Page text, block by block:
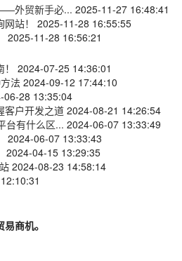
外贸新手必... 2025-11-27 16:48:41
站！
2025-11-28 16:55:55
2025-11-28 16:56:21
2024-07-25 14:36:01
法 2024-09-12 17:44:10
06-28 13:35:04
客户开发之道 2024-08-21 14:26:54
台有什么区... 2024-06-07 13:33:49
2024-06-07 13:33:43
2024-04-15 13:29:35
2024-08-23 14:58:14
商机。